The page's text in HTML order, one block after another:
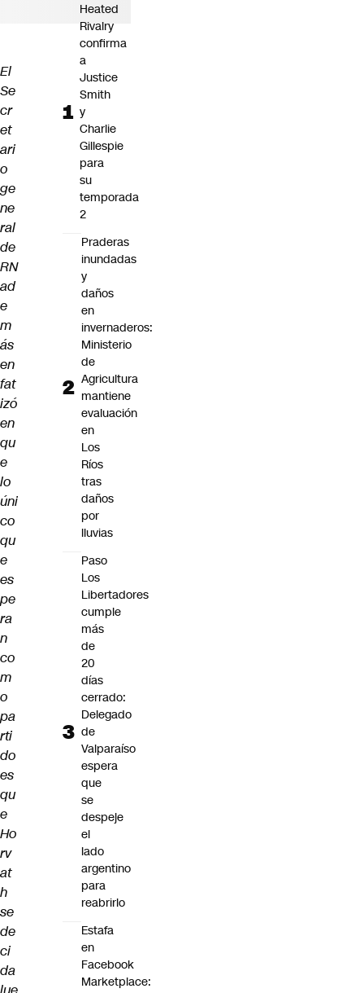
El
Se
cr
et
ari
o
ge
ne
ral
de
RN
ad
e
m
ás
en
fat
izó
en
qu
e
lo
úni
co
qu
e
es
pe
ra
n
co
m
o
pa
rti
do
es
qu
e
Ho
rv
at
h
se
de
ci
da
Heated
Rivalry
confirma
a
Justice
Smith
y
Charlie
Gillespie
para
su
temporada
2
Praderas
inundadas
y
daños
en
invernaderos:
Ministerio
de
Agricultura
mantiene
evaluación
en
Los
Ríos
tras
daños
por
lluvias
Paso
Los
Libertadores
cumple
más
de
20
días
cerrado:
Delegado
de
Valparaíso
espera
que
se
despeje
el
lado
argentino
para
reabrirlo
Estafa
en
Facebook
Marketplace: